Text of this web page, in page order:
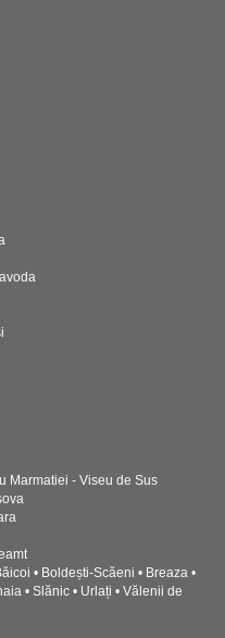
Marmatiei - Viseu de Sus
• Boldești-Scăeni • Breaza •
• Slănic • Urlați • Vălenii de